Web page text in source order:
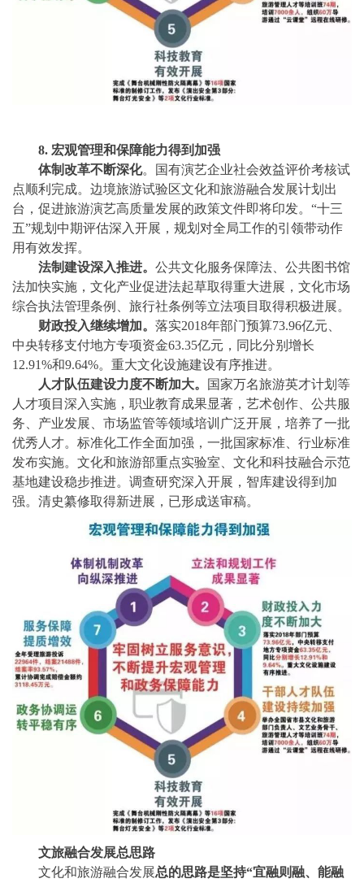
8. 宏观管理和保障能力得到加强
体制改革不断深化。国有演艺企业社会效益评价考核试
点顺利完成。边境旅游试验区文化和旅游融合发展计划出
台，促进旅游演艺高质量发展的政策文件即将印发。 “十三
五”规划中期评估深入开展，规划对全局工作的引领带动作
用有效发挥。
法制建设深入推进。 公共文化服务保障法、公共图书馆
法加快实施，文化产业促进法起草取得重大进展，文化市场
综合执法管理条例、旅行社条例等立法项目取得积极进展。
财政投入继续增加。 落实2018年部门预算73.96亿元、
中央转移支付地方专项资金63.35亿元，同比分别增长
12.91%和9.64%。重大文化设施建设有序推进。
人才队伍建设力度不断加大。
国家万名旅游英才计划等
人才项目深入实施，职业教育成果显著，艺术创作、公共服
务、产业发展、市场监管等领域培训广泛开展，培养了一批
优秀人才。标准化工作全面加强，一批国家标准、行业标准
发布实施。文化和旅游部重点实验室、文化和科技融合示范
基地建设稳步推进。调查研究深入开展，智库建设得到加
强。清史纂修取得新进展，已形成送审稿。
文旅融合发展总思路
文化和旅游融合发展总的思路是坚持“宜融则融、能融